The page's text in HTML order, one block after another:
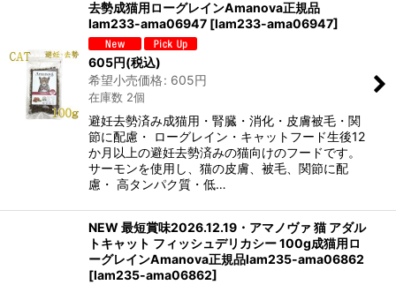
去勢成猫用ローグレインAmanova正規品
lam233-ama06947 [lam233-ama06947]
605円(税込)
希望小売価格: 605円
在庫数 2個
避妊去勢済み成猫用・腎臓・消化・皮膚被毛・関
節に配慮・ ローグレイン・キャットフード生後12
か月以上の避妊去勢済みの猫向けのフードです。
サーモンを使用し、猫の皮膚、被毛、関節に配
慮・ 高タンパク質・低…
NEW 最短賞味2026.12.19・アマノヴァ 猫 アダル
トキャット フィッシュデリカシー 100g成猫用ロ
ーグレインAmanova正規品lam235-ama06862
[lam235-ama06862]